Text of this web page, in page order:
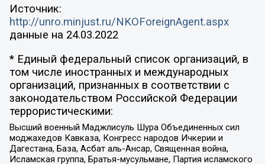
Источник:
http://unro.minjust.ru/NKOForeignAgent.aspx
данные на 24.03.2022
* Единый федеральный список организаций, в
том числе иностранных и международных
организаций, признанных в соответствии с
законодательством Российской Федерации
террористическими:
Высший военный Маджлисуль Шура Объединенных сил
моджахедов Кавказа, Конгресс народов Ичкерии и
Дагестана, База, Асбат аль-Ансар, Священная война,
Исламская группа, Братья-мусульмане, Партия исламского